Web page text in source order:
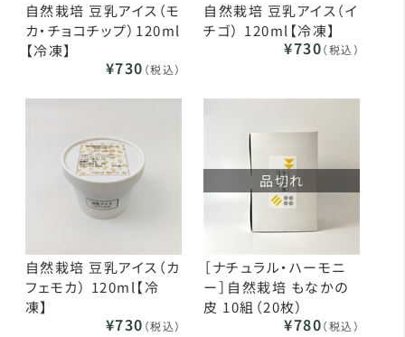
自然栽培 豆乳アイス（モ
カ・チョコチップ）120ml
【冷凍】
¥730 （税込）
自然栽培 豆乳アイス（イ
チゴ） 120ml【冷凍】
¥730（税込）
自然栽培 豆乳アイス（カ
フェモカ） 120ml【冷
凍】
¥730 （税込）
品切れ
［ナチュラル・ハーモニ
ー］自然栽培 もなかの
皮 10組（20枚）
¥780（税込）